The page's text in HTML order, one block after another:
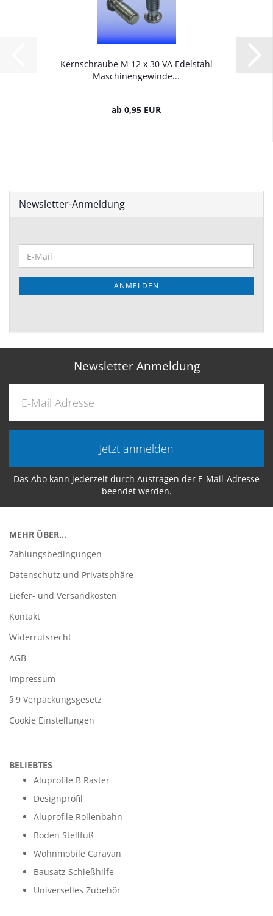
Kernschraube M 12 x 30 VA Edelstahl
Maschinengewinde...
ab 0,95 EUR
Newsletter-Anmeldung
ANMELDEN
Newsletter Anmeldung
Jetzt anmelden
Das Abo kann jederzeit durch Austragen der E-Mail-Adresse
beendet werden.
MEHR ÜBER...
Zahlungsbedingungen
Datenschutz und Privatsphäre
Liefer- und Versandkosten
Kontakt
Widerrufsrecht
AGB
Impressum
§ 9 Verpackungsgesetz
Cookie Einstellungen
BELIEBTES
Aluprofile B Raster
Designprofil
Aluprofile Rollenbahn
Boden Stellfuß
Wohnmobile Caravan
Bausatz Schießhilfe
Universelles Zubehör